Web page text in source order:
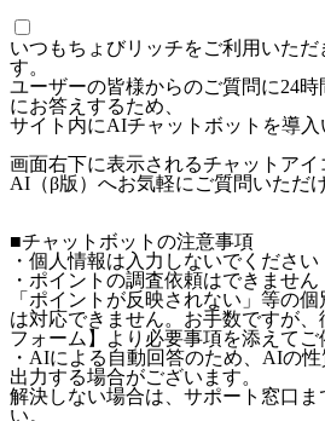
いつもちょびリッチをご利用いただ
す。
ユーザーの皆様からのご質問に24
にお答えするため、
サイト内にAIチャットボットを導入
画面右下に表示されるチャットアイ
AI（β版）へお気軽にご質問いただ
■チャットボットの注意事項
・個人情報は入力しないでください
・ポイントの調査依頼はできません
「ポイントが反映されない」等の
は対応できません。お手数ですが
フォーム】より必要事項を添えてご
・AIによる自動回答のため、AIの
出力する場合がございます。
解決しない場合は、サポート窓口ま
い。